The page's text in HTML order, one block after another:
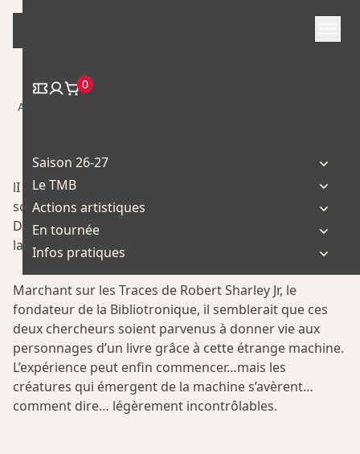
Skip
content
0
Saison 26-27
Le TMB
Actions artistiques
En tournée
Infos pratiques
Accueil
lI parait que le BibliOtron fonctionne. Deux
scientifiques – probablement des amateurs – Hervé
Dubois et Michel Dupuis vont tenter de nous en faire
la démonstration.
Marchant sur les Traces de Robert Sharley Jr, le
fondateur de la Bibliotronique, il semblerait que ces
deux chercheurs soient parvenus à donner vie aux
personnages d’un livre grâce à cette étrange machine.
L’expérience peut enfin commencer…mais les
créatures qui émergent de la machine s’avèrent…
comment dire… légèrement incontrôlables.